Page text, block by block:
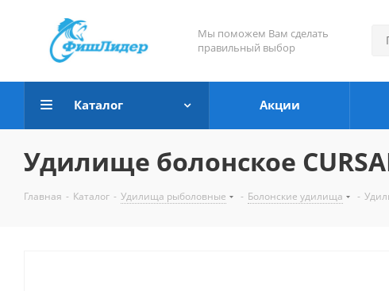
Мы поможем Вам сделать
правильный выбор
Каталог Акции
Удилище болонское
Главная - Каталог - Удилища рыболовные - Болонские удилища -